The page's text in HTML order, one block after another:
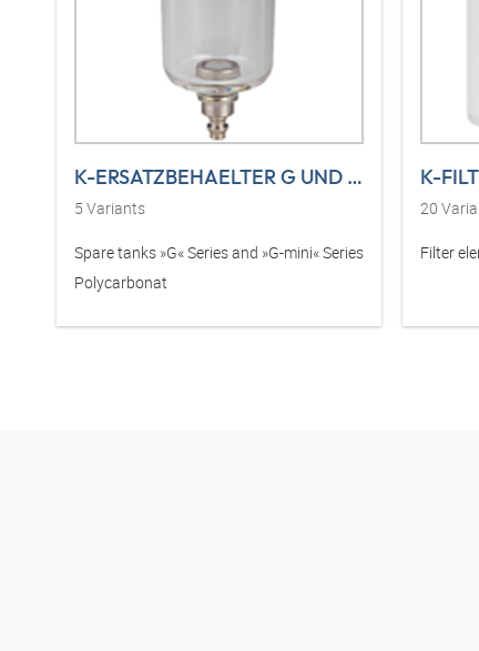
K-ERSATZBEHAELTER G UND G-MINI POLY
5 Variants
Spare tanks »G« Series and »G-mini« Series
Polycarbonat
K-
20
Filter